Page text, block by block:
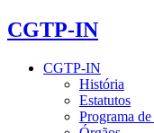
CGTP-IN
CGTP-IN
História
Estatutos
Programa